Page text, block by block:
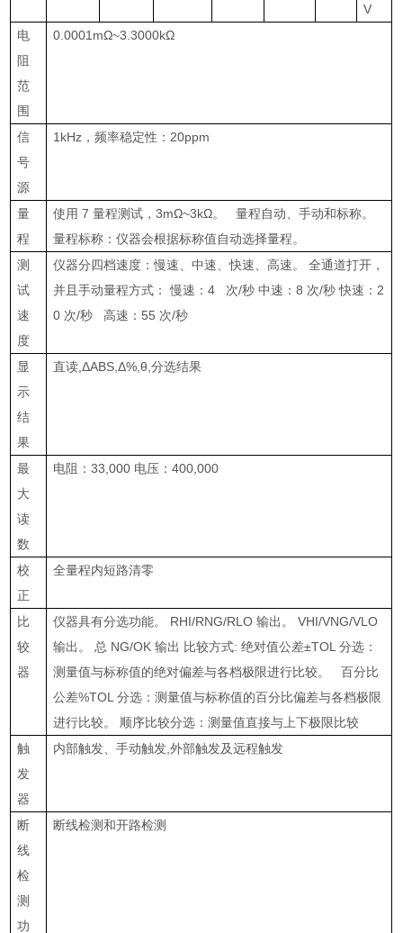
V
电
阻
范
围
0.0001mΩ~3.3000kΩ
信
号
源
1kHz ，频率稳定性： 20ppm
量
程
使用 7量程测试，3mΩ~3kΩ。 量程自动、手动和标称。
量程标称：仪器会根据标称值自动选择量程。
测
试
速
度
仪器分四档速度：慢速、中速、快速、高速。 全通道打开，
并且手动量程方式： 慢速：4 次/秒 中速：8 次/秒 快速： 2
0 次/秒 高速：55 次/秒
显
示
结
果
直读 ,ΔABS,Δ%,θ,分选结果
最
大
读
数
电阻：33,000 电压：400,000
校
正
全量程内短路清零
比
较
器
仪器具有分选功能。 RHI/RNG/RLO输出。
VHI/VNG/VLO
输出。 总 NG/OK输出 比较方式:绝对值公差±TOL分选：
测量值与标称值的绝对偏差与各档极限进行比较。 百分比
公差%TOL分选：测量值与标称值的百分比偏差与各档极限
进行比较。 顺序比较分选：测量值直接与上下极限比较
触
发
器
内部触发、手动触发 ,外部触发及远程触发
断
线
检
测
功
断线检测和开路检测